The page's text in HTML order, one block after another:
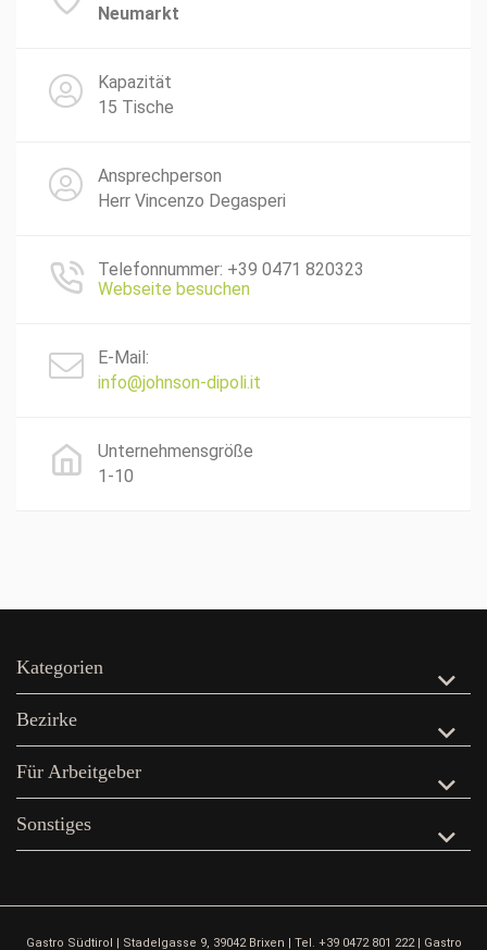
Neumarkt
Kapazität
15 Tische
Ansprechperson
Herr Vincenzo Degasperi
Telefonnummer: +39 0471 820323
Webseite besuchen
E-Mail:
info@johnson-dipoli.it
Unternehmensgröße
1-10
Kategorien
Bezirke
Für Arbeitgeber
Sonstiges
Gastro Südtirol | Stadelgasse 9, 39042 Brixen | Tel. +39 0472 801 222 | Gastro